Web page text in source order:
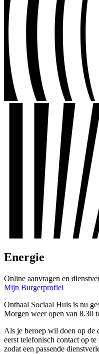
Energie
Online aanvragen en
Mijn Burgerprofiel
Onthaal Sociaal Huis is nu
Morgen weer open van 8.30
Als je beroep wil doen op de
eerst telefonisch contact op
zodat een passende